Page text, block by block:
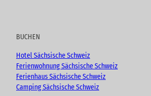
BUCHEN
Hotel Sächsische Schweiz
Ferienwohnung Sächsische Schweiz
Ferienhaus Sächsische Schweiz
Camping Sächsische Schweiz